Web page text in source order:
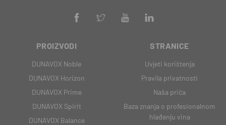
PROIZVODI
DUNAVOX Noble
DUNAVOX Horizon
DUNAVOX Prime
DUNAVOX Spirit
DUNAVOX Balance
STRANICE
Uvjeti korištenja
Pravila privatnosti
Naša priča
Baza znanja o profesionalnom
hlađenju vina